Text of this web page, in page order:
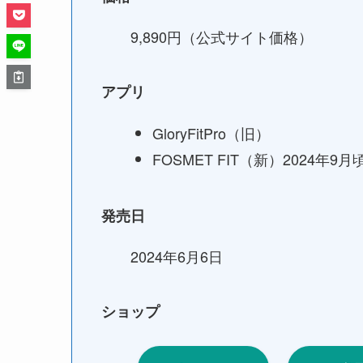
9,890円（公式サイト価格）
アプリ
GloryFitPro（旧）
FOSMET FIT（新）2024年9月
発売日
2024年6月6日
ショップ